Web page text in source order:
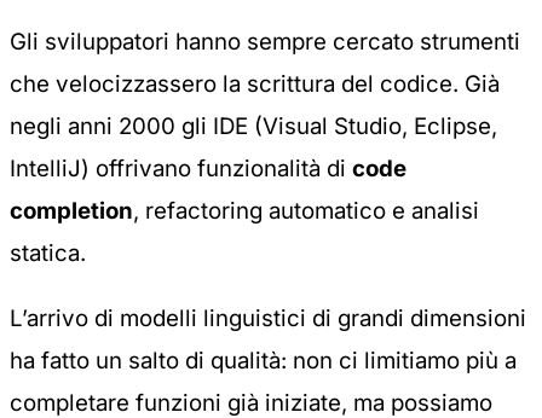
Gli sviluppatori hanno sempre cercato strumenti
che velocizzassero la scrittura del codice. Già
negli anni 2000 gli IDE (Visual Studio, Eclipse,
IntelliJ) offrivano funzionalità di code
completion, refactoring automatico e analisi
statica.
L’arrivo di modelli linguistici di grandi dimensioni
ha fatto un salto di qualità: non ci limitiamo più a
completare funzioni già iniziate, ma possiamo